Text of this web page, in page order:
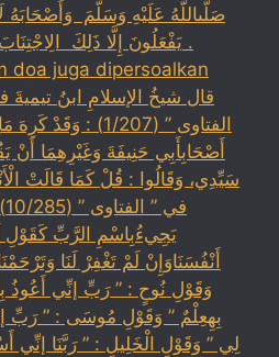
‏صَلَّىاللَّهُ عَلَيْهِ وَسَلَّمَ ‏ ‏وَأَصْحَابَهُ
doa juga dipersoalkan
الفتاوى ” (1/207)
أَصْحَابِأَبِي حَنِيفَةَ وَغَيْرِهِمَا أَنْ
سَيِّدِي، وَقَالُوا : قُلْ كَمَا قَالَتْ
يَجِيءُبِاسْمِ الرَّبِّ كَقَوْلِ
أَنْفُسَنَاوَإِنْ لَمْ تَغْفِرْ لَنَا
وَقَوْلِ نُوحٍ : ” رَبِّ إنِّي أَعُوذُ
بِهِعِلْمٌ ” وَقَوْلِ مُوسَى : ” رَبِّ
لِي ” وَقَوْلِ الْخَلِيلِ : ” رَبَّنَا إنِّي